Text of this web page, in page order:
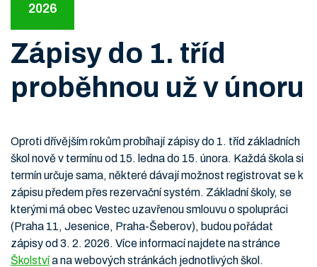
2026
Zápisy do 1. tříd
proběhnou už v únoru
Oproti dřívějším rokům probíhají zápisy do 1. tříd základních
škol nově v termínu od 15. ledna do 15. února. Každá škola si
termín určuje sama, některé dávají možnost registrovat se k
zápisu předem přes rezervační systém. Základní školy, se
kterými má obec Vestec uzavřenou smlouvu o spolupráci
(Praha 11, Jesenice, Praha-Šeberov), budou pořádat
zápisy od 3. 2. 2026. Více informací najdete na stránce
Školstvía na webových stránkách jednotlivých škol.